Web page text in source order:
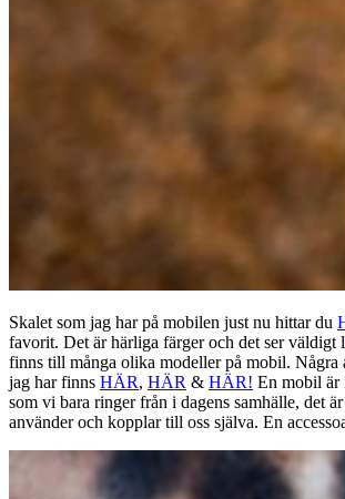
Skalet som jag har på mobilen just nu hittar du
favorit. Det är härliga färger och det ser väldigt
finns till många olika modeller på mobil. Några
jag har finns HÄR, HÄR & HÄR! En mobil är
som vi bara ringer från i dagens samhälle, det
använder och kopplar till oss själva. En